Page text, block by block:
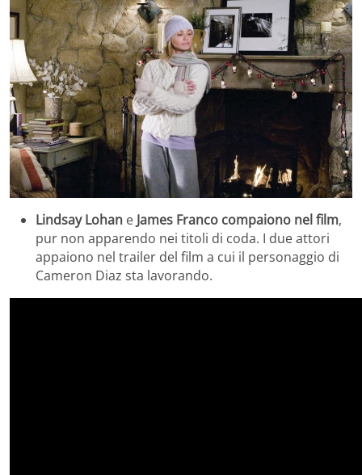
Lindsay Lohan e James Franco compaiono nel film,
pur non apparendo nei titoli di coda. I due attori
appaiono nel trailer del film a cui il personaggio di
Cameron Diaz sta lavorando.